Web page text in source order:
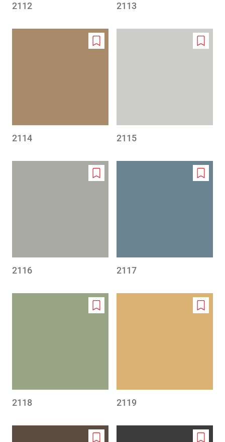
2112 2113
Add
2114
Add
2115
Add
2116
Add
2117
Add
2118
Add
2119